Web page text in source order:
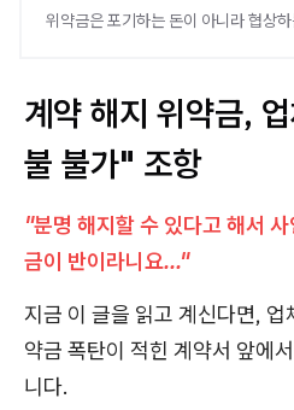
위약금은 포기하는 돈이 아니라 협상
계약 해지 위약금,
불 불가" 조항
"분명 해지할 수 있다고 해서
금이 반이라니요..."
지금 이 글을 읽고 계신다면, 업
약금 폭탄이 적힌 계약서 앞에
니다.